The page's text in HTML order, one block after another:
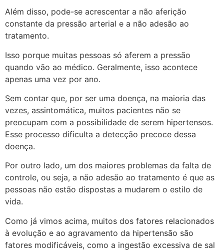
Além disso, pode-se acrescentar a não aferição
constante da pressão arterial e a não adesão ao
tratamento.
Isso porque muitas pessoas só aferem a pressão
quando vão ao médico. Geralmente, isso acontece
apenas uma vez por ano.
Sem contar que, por ser uma doença, na maioria das
vezes, assintomática, muitos pacientes não se
preocupam com a possibilidade de serem hipertensos.
Esse processo dificulta a detecção precoce dessa
doença.
Por outro lado, um dos maiores problemas da falta de
controle, ou seja, a não adesão ao tratamento é que as
pessoas não estão dispostas a mudarem o estilo de
vida.
Como já vimos acima, muitos dos fatores relacionados
à evolução e ao agravamento da hipertensão são
fatores modificáveis, como a ingestão excessiva de sal